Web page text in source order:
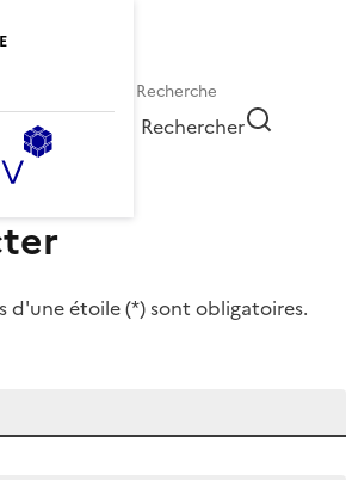
Rechercher
d'une étoile (*) sont obligatoires.